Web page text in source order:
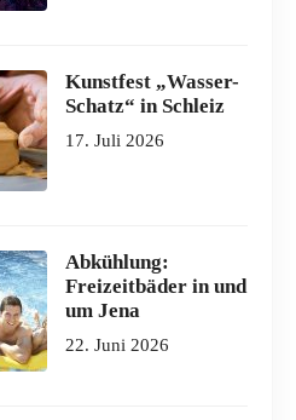
Kunstfest „Wasser-
Schatz“ in Schleiz
17. Juli 2026
Abkühlung:
Freizeitbäder in und
um Jena
22. Juni 2026